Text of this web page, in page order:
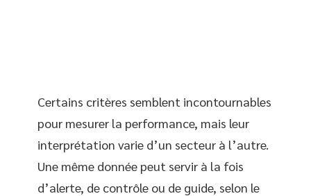
Certains critères semblent incontournables
pour mesurer la performance, mais leur
interprétation varie d’un secteur à l’autre.
Une même donnée peut servir à la fois
d’alerte, de contrôle ou de guide, selon le